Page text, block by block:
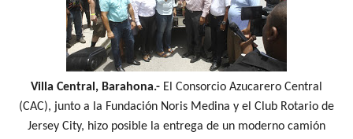
Villa Central, Barahona.- El Consorcio Azucarero Central
(CAC), junto a la Fundación Noris Medina y el Club Rotario de
Jersey City, hizo posible la entrega de un moderno camión